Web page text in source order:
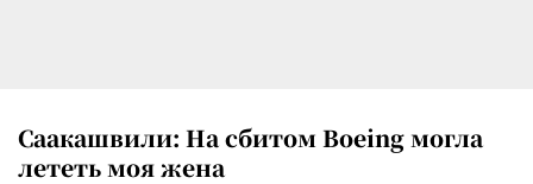
Саакашвили: На сбитом Boeing могла
лететь моя жена